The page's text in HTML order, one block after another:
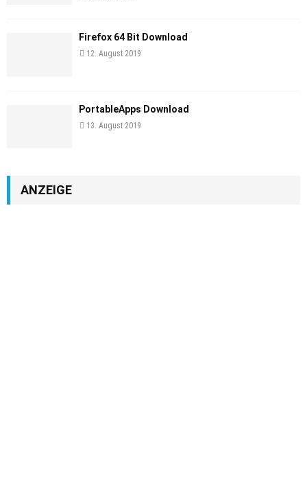
Firefox 64 Bit Download
12. August 2019
PortableApps Download
13. August 2019
ANZEIGE